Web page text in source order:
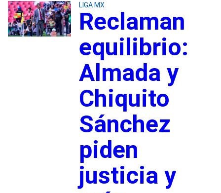
LIGA MX
Reclaman
equilibrio:
Almada y
Chiquito
Sánchez
piden
justicia y